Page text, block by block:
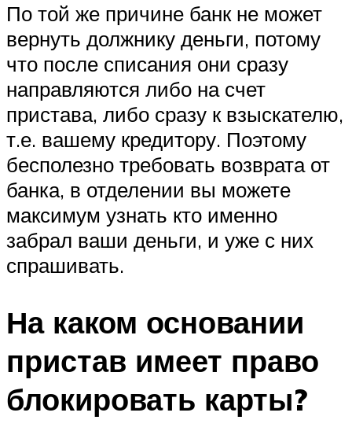
По той же причине банк не может
вернуть должнику деньги, потому
что после списания они сразу
направляются либо на счет
пристава, либо сразу к взыскателю,
т.е. вашему кредитору. Поэтому
бесполезно требовать возврата от
банка, в отделении вы можете
максимум узнать кто именно
забрал ваши деньги, и уже с них
спрашивать.
На каком основании
пристав имеет право
блокировать карты?